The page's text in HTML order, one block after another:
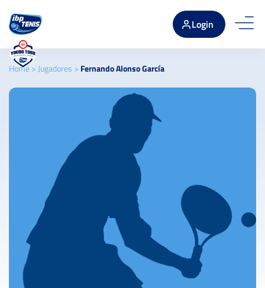
Login
Home> Jugadores > Fernando Alonso García